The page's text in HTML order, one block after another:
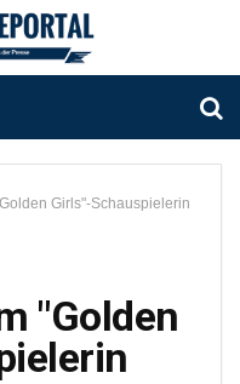
Girls"-Schauspielerin
"Golden